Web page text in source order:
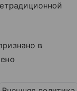
в